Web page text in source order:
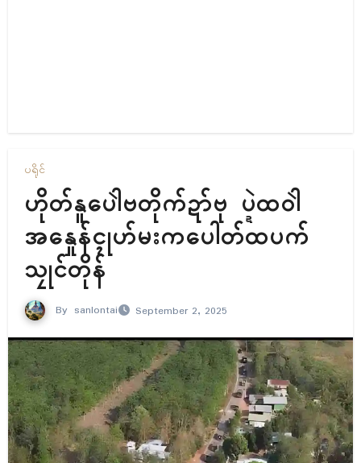
ပရိုၚ်
ဟိုတ်နူပေါဲဗတိုက်ဍာ်ဗု ပ္ဍဲထဝါဲ
အနှေုန်ၚုဟ်မးကပေါတ်ထပက်
သၠုၚ်တိုန်
By sanlontai September 2, 2025